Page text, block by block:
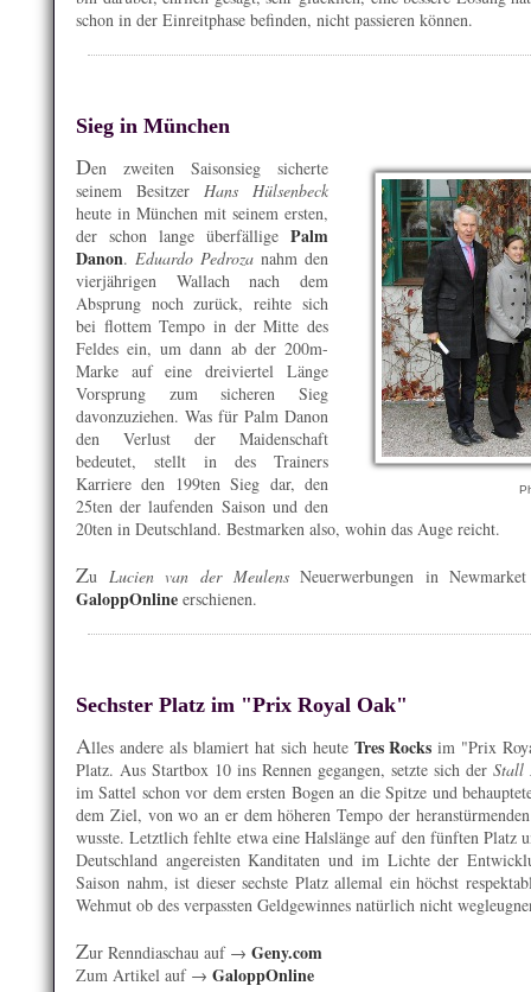
schon in der Einreitphase befinden, nicht passieren können.
Sieg in München
Den zweiten Saisonsieg sicherte
seinem Besitzer Hans Hülsenbeck
heute in München mit seinem ersten,
der schon lange überfällige Palm
Danon. Eduardo Pedrozanahm den
vierjährigen Wallach nach dem
Absprung noch zurück, reihte sich
bei flottem Tempo in der Mitte des
Feldes ein, um dann ab der 200m-
Marke auf eine dreiviertel Länge
Vorsprung zum sicheren Sieg
davonzuziehen. Was für Palm Danon
den Verlust der Maidenschaft
bedeutet, stellt in des Trainers
Karriere den 199ten Sieg dar, den
25ten der laufenden Saison und den
20ten in Deutschland. Bestmarken also, wohin das Auge reicht.
Zu Lucien van der MeulensNeuerwerbungen in
GaloppOnline erschienen.
Sechster Platz im "Prix Royal Oak"
Alles andere als blamiert hat sich heute Tres Rocks im "Prix
Platz. Aus Startbox 10 ins Rennen gegangen, setzte sich der Stall
im Sattel schon vor dem ersten Bogen an die Spitze und
dem Ziel, von wo an er dem höheren Tempo der
wusste. Letztlich fehlte etwa eine Halslänge auf den fünften Platz
Deutschland angereisten Kanditaten und im Lichte der
Saison nahm, ist dieser sechste Platz allemal ein höchst
Wehmut ob des verpassten Geldgewinnes natürlich nicht
Zur Renndiaschau auf → Geny.com
Zum Artikel auf → GaloppOnline